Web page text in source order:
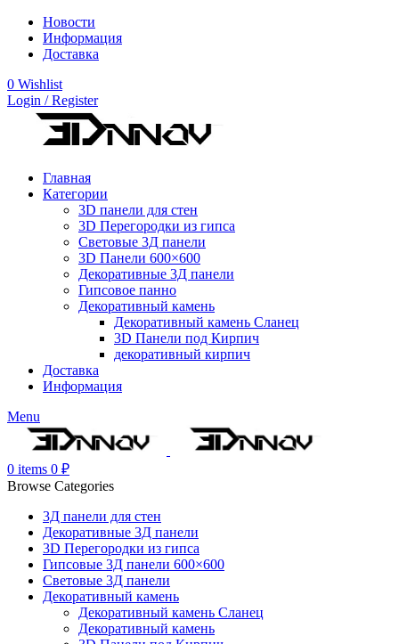
Новости
Информация
Доставка
0 Wishlist
Login / Register
Главная
Категории
3D панели для стен
3D Перегородки из гипса
Световые 3Д панели
3D Панели 600×600
Декоративные 3Д панели
Гипсовое панно
Декоративный камень
Декоративный камень Сланец
3D Панели под Кирпич
декоративный кирпич
Доставка
Информация
Menu
0 items 0 ₽
Browse Categories
3Д панели для стен
Декоративные 3Д панели
3D Перегородки из гипса
Гипсовые 3Д панели 600×600
Световые 3Д панели
Декоративный камень
Декоративный камень Сланец
Декоративный камень